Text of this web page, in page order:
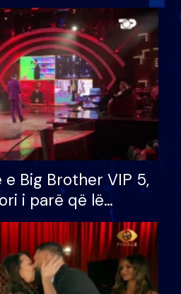
e Big Brother VIP 5,
i parë që lë
mundësinë për
e madh